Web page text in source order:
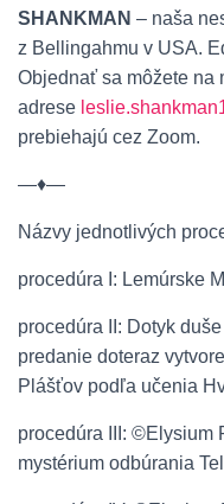
SHANKMAN – naša
z Bellingahmu v USA.
Objednať sa môžete na
adrese
prebiehajú cez Zoom.
—♦—
Názvy jednotlivých
procedúra I: Lemúrske
procedúra II: Dotyk
predanie doteraz
Plášťov podľa učenia
procedúra III: ©Elysium
mystérium odbúrania